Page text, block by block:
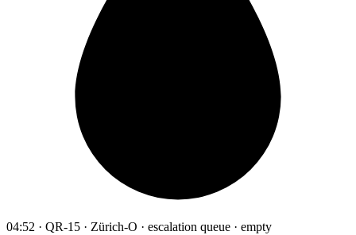
04:52 · QR-15 · Zürich-O · escalation queue · empty